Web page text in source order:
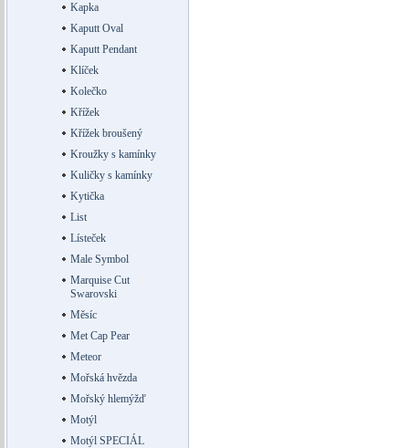
Kapka
Kaputt Oval
Kaputt Pendant
Klíček
Kolečko
Křížek
Křížek broušený
Kroužky s kamínky
Kuličky s kamínky
Kytička
List
Lísteček
Male Symbol
Marquise Cut
Swarovski
Měsíc
Met Cap Pear
Meteor
Mořská hvězda
Mořský hlemýžď
Motýl
Motýl SPECIÁL